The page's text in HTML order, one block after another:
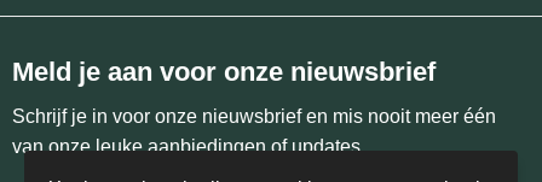
Meld je aan voor onze nieuwsbrief
Schrijf je in voor onze nieuwsbrief en mis nooit meer één
van onze leuke aanbiedingen of updates.